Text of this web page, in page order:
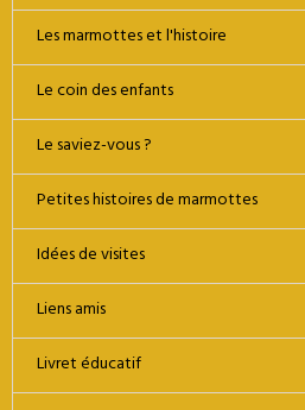
Les marmottes et l'histoire
Le coin des enfants
Le saviez-vous ?
Petites histoires de marmottes
Idées de visites
Liens amis
Livret éducatif